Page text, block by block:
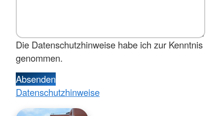
Die Datenschutzhinweise habe ich zur Kenntnis
genommen.
Absenden
Datenschutzhinweise